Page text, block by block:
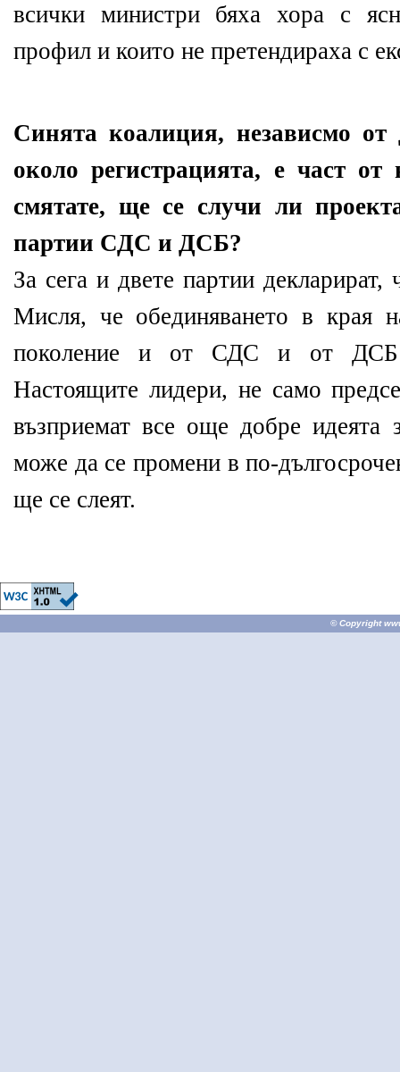
всички министри бяха хора с
профил и които не претендираха с
Синята коалиция, независмо от
около регистрацията, е част
смятате, ще се случи ли
партии СДС и ДСБ?
За сега и двете партии декларират,
Мисля, че обединяването в края
поколение и от СДС и от ДСБ
Настоящите лидери, не само
възприемат все още добре идеята
може да се промени в по-
ще се слеят.
© Copyright